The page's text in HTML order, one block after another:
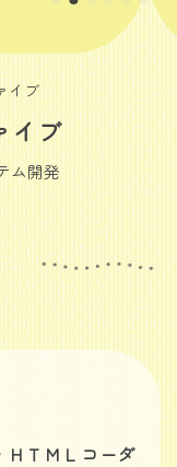
イブ
イブ
ム開発
ＨＴＭＬコーダ